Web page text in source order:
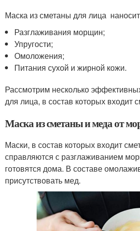
Маска из сметаны для лица
Разглаживания морщин;
Упругости;
Омоложения;
Питания сухой и жирной кожи.
Рассмотрим несколько
для лица, в состав которых входит
Маска из сметаны и меда от
Маски, в состав которых входит
справляются с разглаживанием
готовятся дома. В составе
присутствовать мед.